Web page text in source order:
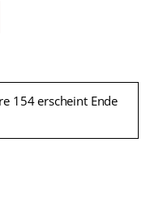
154 erscheint Ende